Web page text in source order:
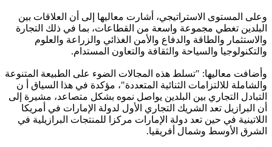
وعلى المستوى الاستراتيجي، أشارت معاليها إلى أن العلاقات بين
البلدين تغطي مجموعة واسعة من القطاعات، بما في ذلك التجارة
والاستثمار والطاقة والدفاع والأمن الغذائي والزراعة والعلوم
والتكنولوجيا والسياحة والثقافة والتعاون المستدام.
وأضافت معاليها: "تسلط هذه المجالات الضوء على الطبيعة المتنوعة
والشاملة للالتزامات الثنائية المتعددة"، مؤكدة في هذا السياق أ ن
التبادل التجاري بين البلدين يواصل نموه بشكل متصاعد، مشيرة إلى
أن البرازيل تعد الشريك التجاري الأول لدولة الإمارات في أمريكا
اللاتينية في حين تعد دولة الإمارات مركزا للمنتجات البرازيلية في
الشرق الأوسط وشمال أفريقيا.